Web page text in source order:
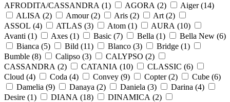
AFRODITA/CASSANDRA (1) AGORA (2) Aiger (14)
ALISA (2) Amour (2) Aris (2) Art (2)
ASSOL (4) ATLAS (3) Atom (1) AURA (10)
Avanti (1) Axes (1) Basic (7) Bella (1) Bella New (6)
Bianca (5) Bild (11) Blanco (3) Bridge (1)
Bumble (8) Calipso (3) CALYPSO (2)
CASSANDRA (2) CATANIA (10) CLASSIC (6)
Cloud (4) Coda (4) Convey (9) Copter (2) Cube (6)
Damelia (9) Danaya (2) Daniela (3) Darina (4)
Desire (1) DIANA (18) DINAMICA (2)